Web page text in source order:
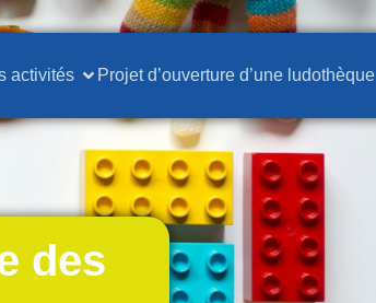
activités Projet d’ouverture d’une ludothèque
des